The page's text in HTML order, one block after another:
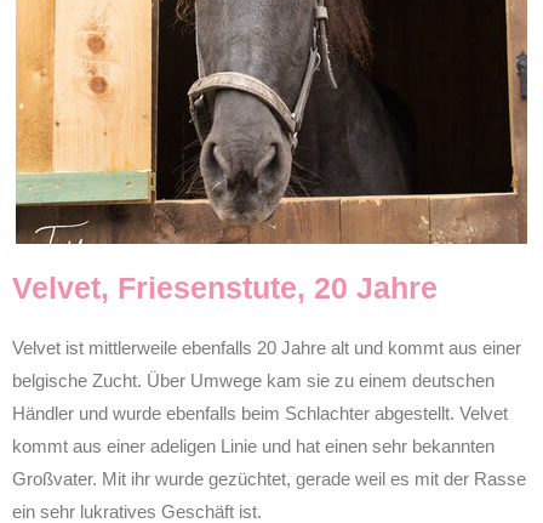
Velvet, Friesenstute, 20 Jahre
Velvet ist mittlerweile ebenfalls 20 Jahre alt und kommt aus einer
belgische Zucht. Über Umwege kam sie zu einem deutschen
Händler und wurde ebenfalls beim Schlachter abgestellt. Velvet
kommt aus einer adeligen Linie und hat einen sehr bekannten
Großvater. Mit ihr wurde gezüchtet, gerade weil es mit der Rasse
ein sehr lukratives Geschäft ist.